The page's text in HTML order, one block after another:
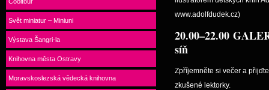
Svět miniatur – Miniuni
Výstava Šangri-la
Knihovna města Ostravy
Moravskoslezská vědecká knihovna
www.adolfdudek.cz)
20.00–22.00
síň
Zpříjemněte si večer a
zkušené lektorky.